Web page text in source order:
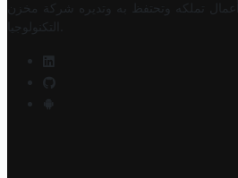
تملكه وتحتفظ به وتديره
شركة مخزن
التكنولوجيا